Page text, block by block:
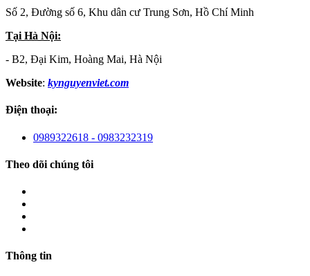
Số 2, Đường số 6, Khu dân cư Trung Sơn, Hồ Chí Minh
Tại Hà Nội:
- B2, Đại Kim, Hoàng Mai, Hà Nội
Website: kynguyenviet.com
Điện thoại:
0989322618 - 0983232319
Theo dõi chúng tôi
Thông tin